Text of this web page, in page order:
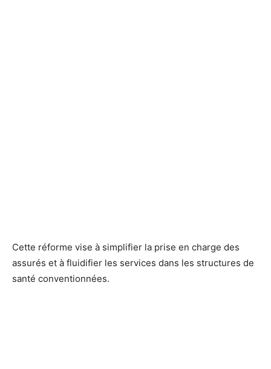
Cette réforme vise à simplifier la prise en charge des
assurés et à fluidifier les services dans les structures de
santé conventionnées.